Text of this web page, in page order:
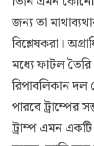
জন্য তা
বিশ্লেষকরা।
মধ্যে ফাটল
রিপাবলিকান
পারবে ট্রাম্পের
ট্রাম্প এমন